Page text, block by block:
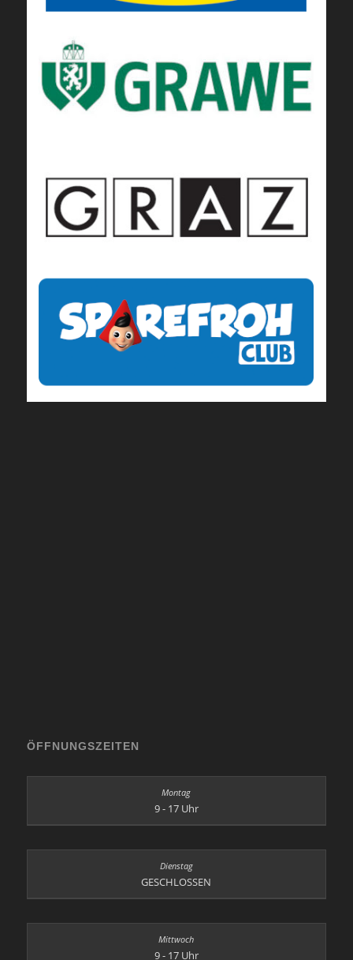
ÖFFNUNGSZEITEN
9 - 17 Uhr
GESCHLOSSEN
9 - 17 Uhr